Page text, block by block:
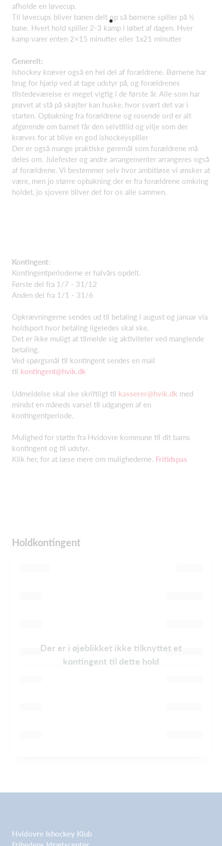
afholde en løvecup.
Til løvecups bliver banen delt op så børnene spiller på ½
bane. Hvert hold spiller 2-3 kamp i løbet af dagen. Hver
kamp varer enten 2×15 minutter eller 1x21 minutter
Generelt:
Ishockey kræver også en hel del af forældrene. Børnene har
brug for hjælp ved at tage udstyr på, og forældrenes
tilstedeværelse er meget vigtig i de første år. Alle som har
prøvet at stå på skøjter kan huske, hvor svært det var i
starten. Opbakning fra forældrene og rosende ord er alt
afgørende om barnet får den selvtillid og vilje som der
kræves for at blive en god ishockeyspiller
Der er også mange praktiske gøremål som forældrene må
deles om. Julefester og andre arrangementer arrangeres også
af forældrene. Vi bestemmer selv hvor ambitiøse vi ønsker at
være, men jo større opbakning der er fra forældrene omkring
holdet, jo sjovere bliver det for os alle sammen.
Kontingent:
Kontingentperioderne er halvårs opdelt.
Første del fra 1/7 - 31/12
Anden del fra 1/1 - 31/6
Opkrævningerne sendes ud til betaling i august og januar via
holdsport hvor betaling ligeledes skal ske.
Det er ikke muligt at tilmelde sig aktiviteter ved manglende
betaling.
Ved spørgsmål til kontingent sendes en mail
til kontingent@hvik.dk
Udmeldelse skal ske skriftligt til kasserer@hvik.dk med
mindst en måneds varsel til udgangen af en
kontingentperiode.
Mulighed for støtte fra Hvidovre kommune til dit barns
kontingent og til udstyr.
Klik her, for at læse mere om mulighederne. Fritidspas
Holdkontingent
Der er i øjeblikket ikke tilknyttet et
kontingent til dette hold
Hvidovre Ishockey Klub